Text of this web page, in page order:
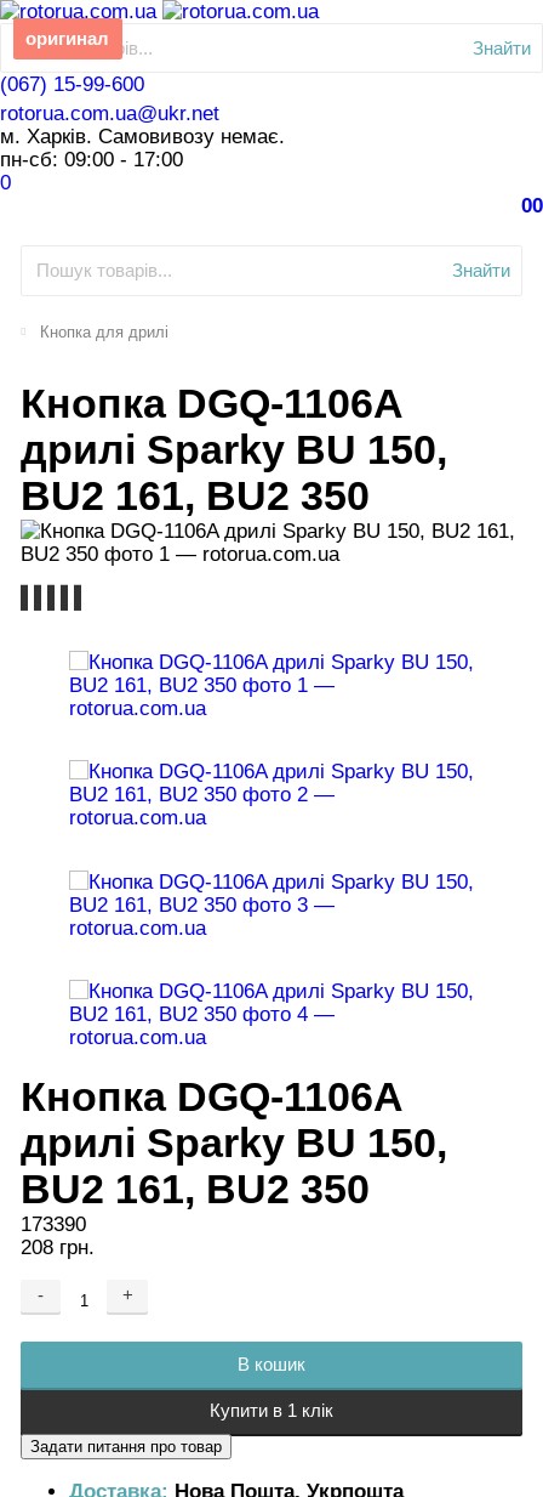
Знайти
(067) 15-99-600
rotorua.com.ua@ukr.net
м. Харків. Самовивозу немає.
пн-сб: 09:00 - 17:00
0
00
Знайти
Кнопка для дрилі
Кнопка DGQ-1106A
дрилі Sparky BU 150,
BU2 161, BU2 350
оригинал
Кнопка DGQ-1106A
дрилі Sparky BU 150,
BU2 161, BU2 350
173390
208 грн.
- +
В кошик
Купити в 1 клік
Доставка: Нова Пошта, Укрпошта